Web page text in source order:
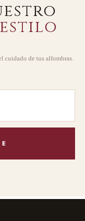
cuidado de tus alfombras.